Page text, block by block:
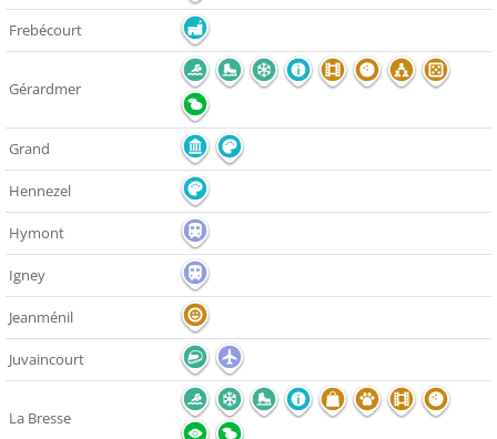
Frebécourt
Gérardmer
Grand
Hennezel
Hymont
Igney
Jeanménil
Juvaincourt
La Bresse